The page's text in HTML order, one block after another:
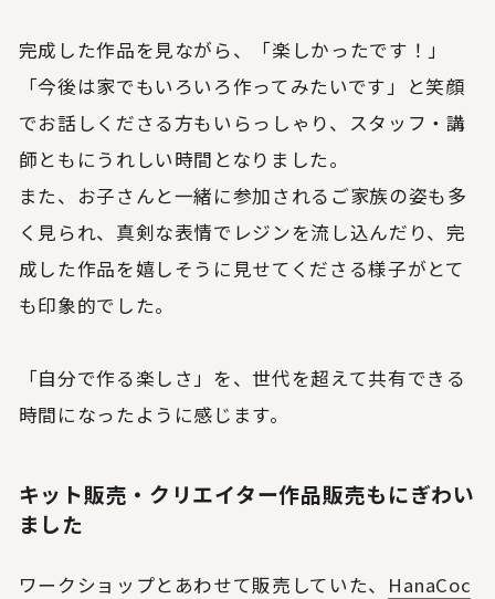
完成した作品を見ながら、「楽しかったです！」
「今後は家でもいろいろ作ってみたいです」と笑顔
でお話しくださる方もいらっしゃり、スタッフ・講
師ともにうれしい時間となりました。
また、お子さんと一緒に参加されるご家族の姿も多
く見られ、真剣な表情でレジンを流し込んだり、完
成した作品を嬉しそうに見せてくださる様子がとて
も印象的でした。
「自分で作る楽しさ」を、世代を超えて共有できる
時間になったように感じます。
キット販売・クリエイター作品販売もにぎわい
ました
ワークショップとあわせて販売していた、 HanaCoc